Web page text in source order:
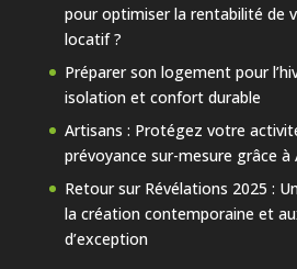
pour optimiser la rentabilité de
locatif ?
Préparer son logement pour
isolation et confort durable
Artisans : Protégez votre
prévoyance sur-mesure grâce à
Retour sur Révélations 2025 :
la création contemporaine et
d’exception